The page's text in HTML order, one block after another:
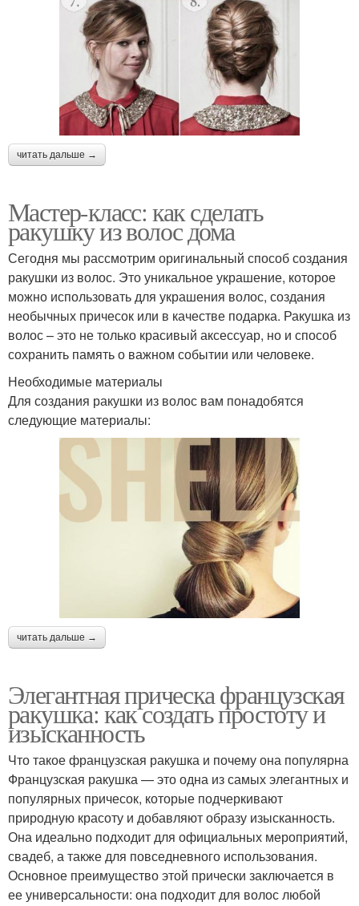
читать дальше →
Мастер-класс: как сделать
ракушку из волос дома
Сегодня мы рассмотрим оригинальный способ создания
ракушки из волос. Это уникальное украшение, которое
можно использовать для украшения волос, создания
необычных причесок или в качестве подарка. Ракушка из
волос – это не только красивый аксессуар, но и способ
сохранить память о важном событии или человеке.
Необходимые материалы
Для создания ракушки из волос вам понадобятся
следующие материалы:
читать дальше →
Элегантная прическа французская
ракушка: как создать простоту и
изысканность
Что такое французская ракушка и почему она популярна
Французская ракушка — это одна из самых элегантных и
популярных причесок, которые подчеркивают
природную красоту и добавляют образу изысканность.
Она идеально подходит для официальных мероприятий,
свадеб, а также для повседневного использования.
Основное преимущество этой прически заключается в
ее универсальности: она подходит для волос любой